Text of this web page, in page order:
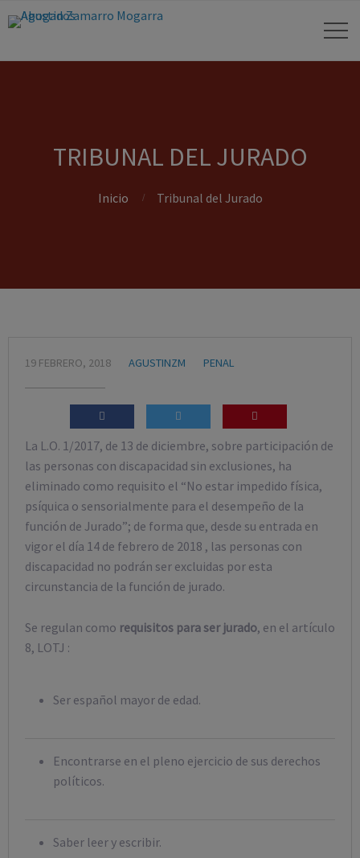
TRIBUNAL DEL JURADO
Inicio Tribunal del Jurado
19 FEBRERO, 2018 AGUSTINZM PENAL
La L.O. 1/2017, de 13 de diciembre, sobre participación de
las personas con discapacidad sin exclusiones, ha
eliminado como requisito el “No estar impedido física,
psíquica o sensorialmente para el desempeño de la
función de Jurado”; de forma que, desde su entrada en
vigor el día 14 de febrero de 2018 , las personas con
discapacidad no podrán ser excluidas por esta
circunstancia de la función de jurado.
Se regulan como requisitos para ser jurado, en el artículo
8, LOTJ :
Ser español mayor de edad.
Encontrarse en el pleno ejercicio de sus derechos
políticos.
Saber leer y escribir.